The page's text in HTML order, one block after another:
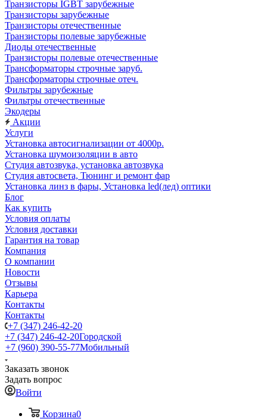
Транзисторы IGBT зарубежные
Транзисторы зарубежные
Транзисторы отечественные
Транзисторы полевые зарубежные
Диоды отечественные
Транзисторы полевые отечественные
Трансформаторы строчные заруб.
Трансформаторы строчные отеч.
Фильтры зарубежные
Фильтры отечественные
Экодеры
Акции
Услуги
Установка автосигнализации от 4000р.
Установка шумоизоляции в авто
Студия автозвука, установка автозвука
Студия автосвета, Тюнинг и ремонт фар
Установка линз в фары, Установка led(лед) оптики
Блог
Как купить
Условия оплаты
Условия доставки
Гарантия на товар
Компания
О компании
Новости
Отзывы
Карьера
Контакты
Контакты
+7 (347) 246-42-20
+7 (347) 246-42-20Городской
+7 (960) 390-55-77Мобильный
Заказать звонок
Задать вопрос
Войти
Корзина0